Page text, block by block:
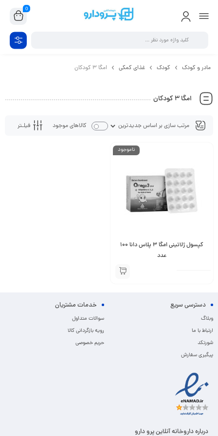
0
مادر و کودک کودک غذای کمکی امگا 3 کودکان
امگا 3 کودکان
فیلـتر کالاهای موجود
ناموجود
کپسول ژلاتینی امگا 3 پلاس دانا 100
عدد
دسترسی سریع
وبلاگ
ارتباط با ما
شورتکد
پیگیری سفارش
خدمات مشتریان
سوالات متداول
رویه بازگردانی کالا
حریم خصوصی
درباره داروخانه آنلاین پرو دارو